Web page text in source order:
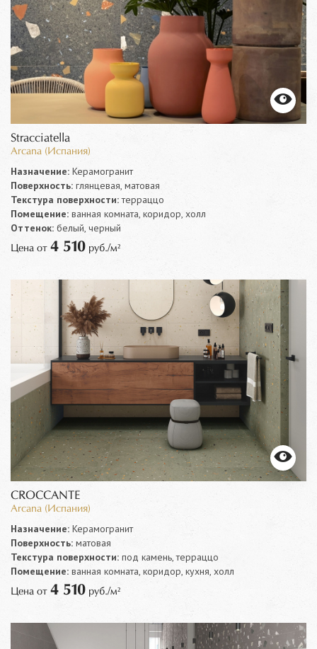
Stracciatella
Arcana (Испания)
Назначение: Керамогранит
Поверхность: глянцевая, матовая
Текстура поверхности:терраццо
Помещение: ванная комната, коридор, холл
Оттенок: белый, черный
Цена от 4 510 руб./м²
CROCCANTE
Arcana (Испания)
Назначение: Керамогранит
Поверхность: матовая
Текстура поверхности: под камень, терраццо
Помещение: ванная комната, коридор, кухня, холл
Цена от 4 510 руб./м²